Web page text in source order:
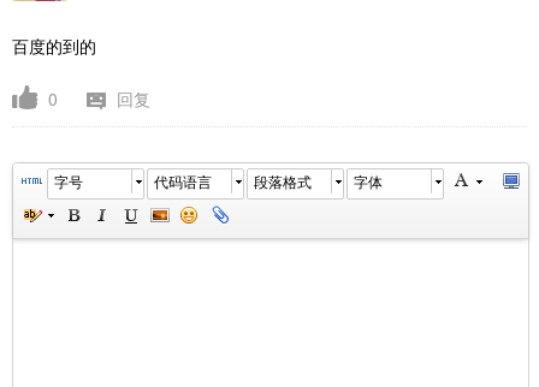
百度的到的
0 回复
字号 代码语言 段落格式 字体